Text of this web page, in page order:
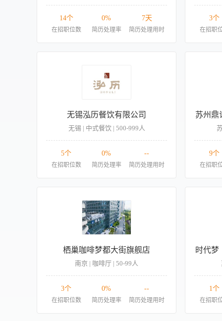
14个
在招职位数
0%
简历处理率
7天
简历处理用时
3个
在招职
无锡泓历餐饮有限公司
无锡 | 中式餐饮 | 500-999人
5个
在招职位数
0%
简历处理率
--
简历处理用时
苏州鼎
9个
在招职
栖巢咖啡梦都大街旗舰店
南京 | 咖啡厅 | 50-99人
3个
在招职位数
0%
简历处理率
--
简历处理用时
时代梦
1个
在招职